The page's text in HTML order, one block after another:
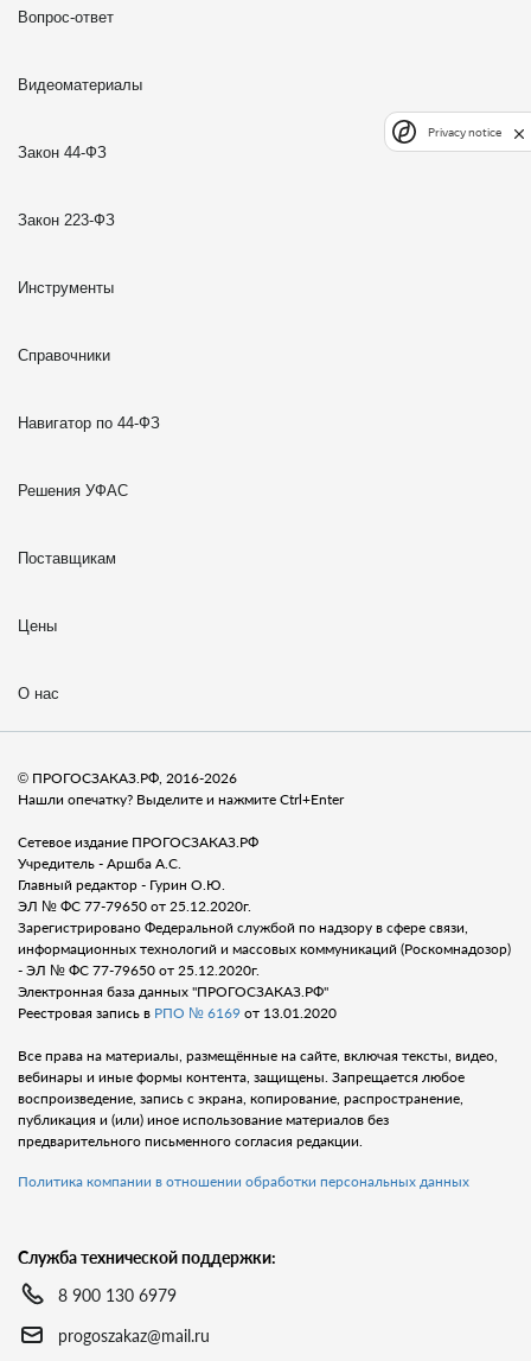
Вопрос-ответ
Видеоматериалы
Закон 44-ФЗ
Закон 223-ФЗ
Инструменты
Справочники
Навигатор по 44-ФЗ
Решения УФАС
Поставщикам
Цены
О нас
© ПРОГОСЗАКАЗ.РФ, 2016-2026
Нашли опечатку? Выделите и нажмите Ctrl+Enter
Сетевое издание ПРОГОСЗАКАЗ.РФ
Учредитель - Аршба А.С.
Главный редактор - Гурин О.Ю.
ЭЛ № ФС 77-79650 от 25.12.2020г.
Зарегистрировано Федеральной службой по надзору в сфере связи,
информационных технологий и массовых коммуникаций (Роскомнадозор)
- ЭЛ № ФС 77-79650 от 25.12.2020г.
Электронная база данных "ПРОГОСЗАКАЗ.РФ"
Реестровая запись в РПО № 6169 от 13.01.2020
Все права на материалы, размещённые на сайте, включая тексты, видео,
вебинары и иные формы контента, защищены. Запрещается любое
воспроизведение, запись с экрана, копирование, распространение,
публикация и (или) иное использование материалов без
предварительного письменного согласия редакции.
Политика компании в отношении обработки персональных данных
Служба технической поддержки:
8 900 130 6979
progoszakaz@mail.ru
Privacy notice